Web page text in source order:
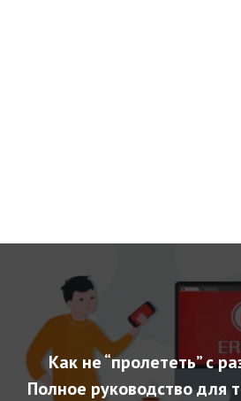
Как не “пролететь” с
Полное руководство для